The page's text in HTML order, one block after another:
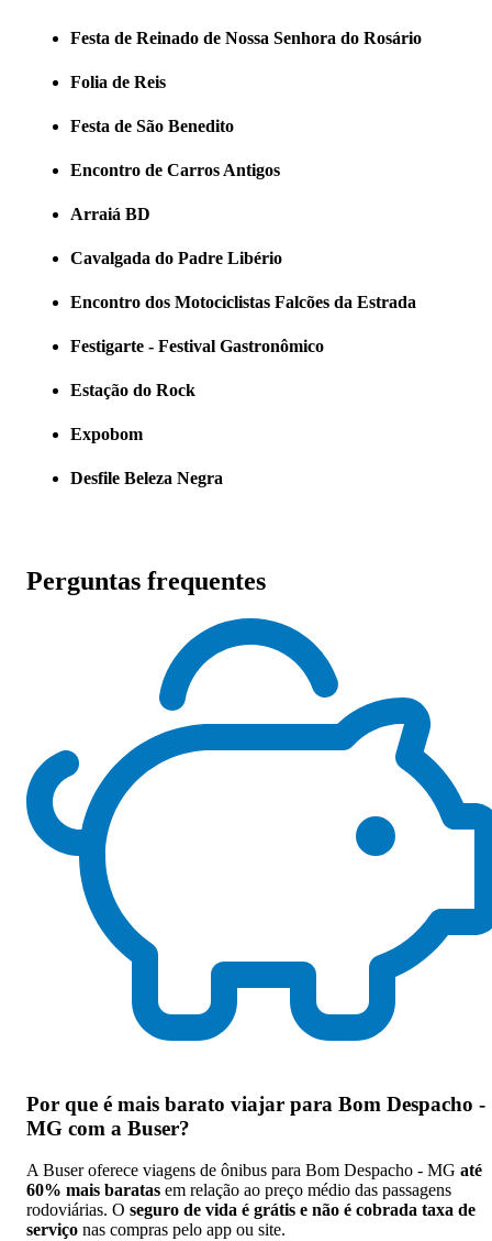
Festa de Reinado de Nossa Senhora do Rosário
Folia de Reis
Festa de São Benedito
Encontro de Carros Antigos
Arraiá BD
Cavalgada do Padre Libério
Encontro dos Motociclistas Falcões da Estrada
Festigarte - Festival Gastronômico
Estação do Rock
Expobom
Desfile Beleza Negra
Perguntas frequentes
Por que é mais barato viajar para Bom Despacho -
MG com a Buser?
A Buser oferece viagens de ônibus para Bom Despacho - MG até
60% mais baratas em relação ao preço médio das passagens
rodoviárias. O seguro de vida é grátis e não é cobrada taxa de
serviço nas compras pelo app ou site.